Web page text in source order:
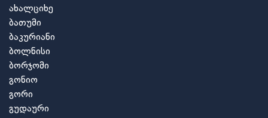
ახალციხე
ბათუმი
ბაკურიანი
ბოლნისი
ბორჯომი
გონიო
გორი
გუდაური